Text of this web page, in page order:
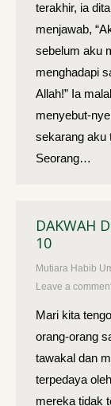
terakhir, ia
menjawab,
sebelum aku
menghadapi
Allah!” Ia
menyebut-
sekarang aku
Seorang…
DAKWAH
10
Mutiara Habib
Leave a
Mari kita
orang-orang
tawakal dan
terpedaya
mereka tidak